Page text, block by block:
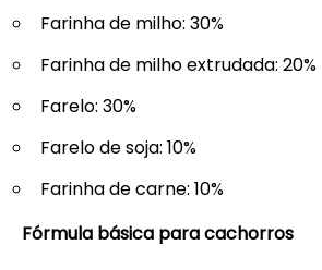
Farinha de milho: 30%
Farinha de milho extrudada: 20%
Farelo: 30%
Farelo de soja: 10%
Farinha de carne: 10%
Fórmula básica para cachorros